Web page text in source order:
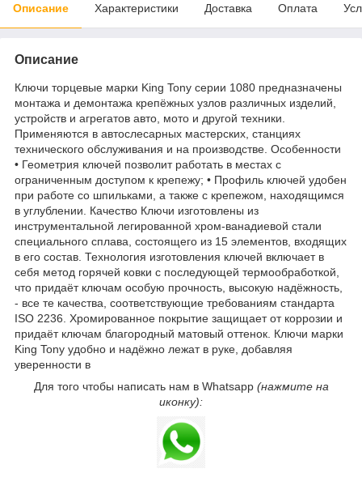
Описание Характеристики Доставка Оплата
Описание
Ключи торцевые марки King Tony серии 1080 предназначены
монтажа и демонтажа крепёжных узлов различных изделий,
устройств и агрегатов авто, мото и другой техники.
Применяются в автослесарных мастерских, станциях
технического обслуживания и на производстве. Особенности
• Геометрия ключей позволит работать в местах с
ограниченным доступом к крепежу; • Профиль ключей удобен
при работе со шпильками, а также с крепежом, находящимся
в углублении. Качество Ключи изготовлены из
инструментальной легированной хром-ванадиевой стали
специального сплава, состоящего из 15 элементов, входящих
в его состав. Технология изготовления ключей включает в
себя метод горячей ковки с последующей термообработкой,
что придаёт ключам особую прочность, высокую надёжность,
- все те качества, соответствующие требованиям стандарта
ISO 2236. Хромированное покрытие защищает от коррозии и
придаёт ключам благородный матовый оттенок. Ключи марки
King Tony удобно и надёжно лежат в руке, добавляя
уверенности в
Для того чтобы написать нам в Whatsapp (нажмите на
иконку):